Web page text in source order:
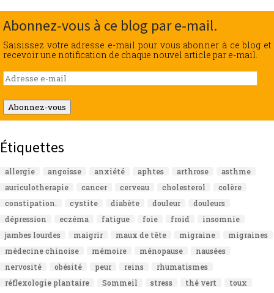
Abonnez-vous à ce blog par e-mail.
Saisissez votre adresse e-mail pour vous abonner à ce blog et
recevoir une notification de chaque nouvel article par e-mail.
Adresse
e-
mail
Abonnez-vous
Étiquettes
allergie angoisse anxiété aphtes arthrose
asthme
auriculotherapie
cancer cerveau cholesterol
colère
constipation.
cystite diabète douleur
douleurs
dépression
eczéma fatigue foie froid
insomnie
jambes lourdes
maigrir maux de tête migraine
migraines
médecine chinoise
mémoire ménopause
nausées
nervosité
obésité peur reins
rhumatismes
réflexologie plantaire
Sommeil stress thé vert
toux